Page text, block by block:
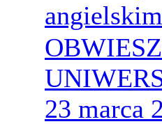
angielskim
23 marca